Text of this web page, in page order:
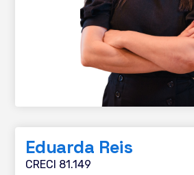
Eduarda Reis
CRECI 81.149